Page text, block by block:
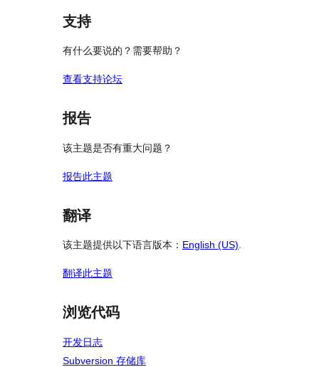
价
评
支持
有什么要说的？需要帮助？
查看支持论坛
报告
该主题是否有重大问题？
报告此主题
翻译
该主题提供以下语言版本： English (US).
翻译此主题
浏览代码
开发日志
Subversion 存储库